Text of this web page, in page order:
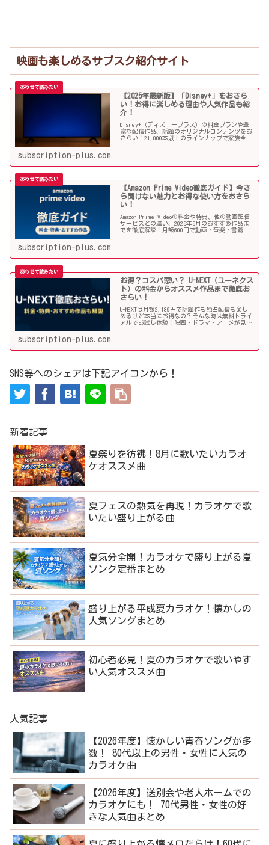
映画も楽しめるサブスク紹介サイト
【2025年最新版】「Disney+」をおさら
い！お得に楽しめる理由や人気作品も紹
介！
Disney+（ディズニープラス）の料金プランや豊
富な配信作品、話題のオリジナルコンテンツをお
さらい！21,000本以上のラインナップで家族全員
subscription-plus.com
【Amazon Prime Video徹底ガイド】今さ
ら聞けない魅力とお得な使い方をおさら
い！
Amazon Prime Videoの料金や特典、他の動画配信
サービスとの違い、2025年5月のおすすめ作品ま
でを徹底解説！月額600円で動画・音楽・書籍ま
subscription-plus.com
お得？コスパ悪い？ U-NEXT（ユーネクス
ト）の料金からオススメ作品まで徹底お
さらい！
U-NEXTは月額2,189円で話題作も独占配信も楽し
めるけど本当にお得なの？そんな時は無料トライ
アルでお試し体験！映画・ドラマ・アニメが見放
subscription-plus.com
SNS等へのシェアは下記アイコンから！
新着記事
夏祭りを彷彿！8月に歌いたいカラオ
ケオススメ曲
夏フェスの熱気を再現！カラオケで歌
いたい盛り上がる曲
夏気分全開！カラオケで盛り上がる夏
ソング定番まとめ
盛り上がる平成夏カラオケ！懐かしの
人気ソングまとめ
初心者必見！夏のカラオケで歌いやす
い人気オススメ曲
人気記事
【2026年度】懐かしい青春ソングが多
数！ 80代以上の男性・女性に人気の
カラオケ曲
【2026年度】送別会や老人ホームでの
カラオケにも！ 70代男性・女性の好
きな人気曲まとめ